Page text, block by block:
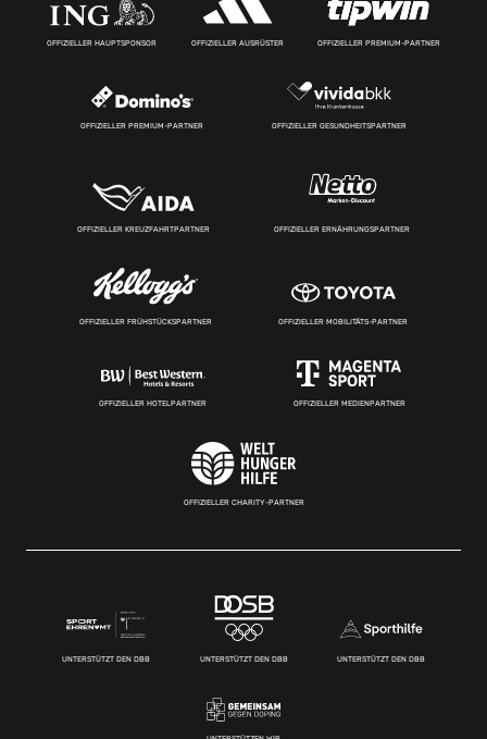
OFFIZIELLER HAUPTSPONSOR OFFIZIELLER AUSRÜSTER OFFIZIELLER PREMIUM-PARTNER
OFFIZIELLER PREMIUM-PARTNER OFFIZIELLER GESUNDHEITSPARTNER
OFFIZIELLER KREUZFAHRTPARTNER OFFIZIELLER ERNÄHRUNGSPARTNER
OFFIZIELLER FRÜHSTÜCKSPARTNER OFFIZIELLER MOBILITÄTS-PARTNER
OFFIZIELLER HOTELPARTNER OFFIZIELLER MEDIENPARTNER
OFFIZIELLER CHARITY-PARTNER
UNTERSTÜTZT DEN DBB UNTERSTÜTZT DEN DBB UNTERSTÜTZT DEN DBB